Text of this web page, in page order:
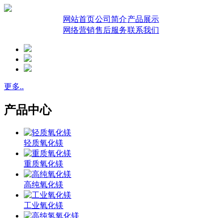
网站首页公司简介产品展示
网络营销售后服务联系我们
更多..
产品中心
轻质氧化镁
重质氧化镁
高纯氧化镁
工业氧化镁